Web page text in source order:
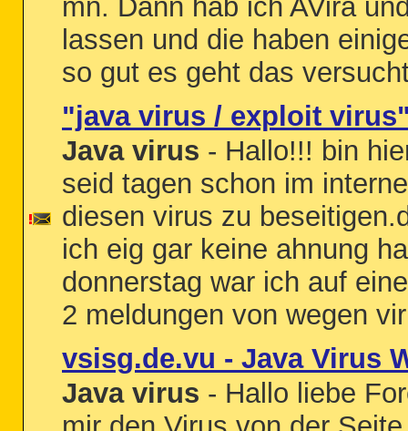
mn. Dann hab ich AVira
lassen und die haben
so gut es geht das
"java virus / exploit
Java virus - Hallo!!! bin
seid tagen schon im
diesen virus zu
ich eig gar keine ahnung
donnerstag war ich auf
2 meldungen von wegen
vsisg.de.vu - Java Virus
Java virus - Hallo liebe